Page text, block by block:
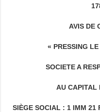
AVIS DE
« PRESSING
SOCIETE A
AU CAPITAL
SIÈGE SOCIAL : 1 IMM 21